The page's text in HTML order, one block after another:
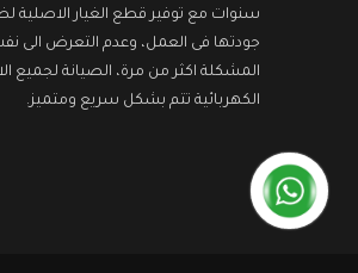
سنوات مع توفير قطع الغيار الاصلية
جودتها فى العمل، وعدم التعرض الى
المشكلة اكثر من مرة، الصيانة لجميع
الكهربائية تتم بشكل سريع ومتميز.